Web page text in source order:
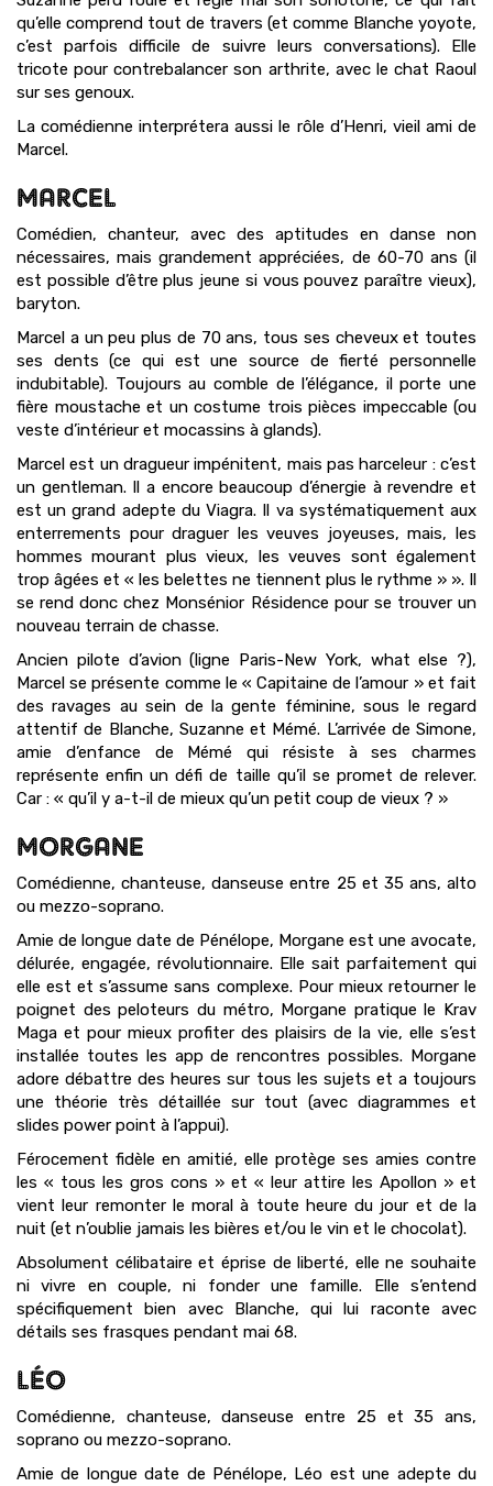
qu’elle comprend tout de travers (et comme Blanche yoyote,
c’est parfois difficile de suivre leurs conversations). Elle
tricote pour contrebalancer son arthrite, avec le chat Raoul
sur ses genoux.
La comédienne interprétera aussi le rôle d’Henri, vieil ami de
Marcel.
MARCEL
Comédien, chanteur, avec des aptitudes en danse non
nécessaires, mais grandement appréciées, de 60-70 ans (il
est possible d’être plus jeune si vous pouvez paraître vieux),
baryton.
Marcel a un peu plus de 70 ans, tous ses cheveux et toutes
ses dents (ce qui est une source de fierté personnelle
indubitable). Toujours au comble de l’élégance, il porte une
fière moustache et un costume trois pièces impeccable (ou
veste d’intérieur et mocassins à glands).
Marcel est un dragueur impénitent, mais pas harceleur : c’est
un gentleman. Il a encore beaucoup d’énergie à revendre et
est un grand adepte du Viagra. Il va systématiquement aux
enterrements pour draguer les veuves joyeuses, mais, les
hommes mourant plus vieux, les veuves sont également
trop âgées et « les belettes ne tiennent plus le rythme » ». Il
se rend donc chez Monsénior Résidence pour se trouver un
nouveau terrain de chasse.
Ancien pilote d’avion (ligne Paris-New York, what else ?),
Marcel se présente comme le « Capitaine de l’amour » et fait
des ravages au sein de la gente féminine, sous le regard
attentif de Blanche, Suzanne et Mémé. L’arrivée de Simone,
amie d’enfance de Mémé qui résiste à ses charmes
représente enfin un défi de taille qu’il se promet de relever.
Car : « qu’il y a-t-il de mieux qu’un petit coup de vieux ? »
MORGANE
Comédienne, chanteuse, danseuse entre 25 et 35 ans, alto
ou mezzo-soprano.
Amie de longue date de Pénélope, Morgane est une avocate,
délurée, engagée, révolutionnaire. Elle sait parfaitement qui
elle est et s’assume sans complexe. Pour mieux retourner le
poignet des peloteurs du métro, Morgane pratique le Krav
Maga et pour mieux profiter des plaisirs de la vie, elle s’est
installée toutes les app de rencontres possibles. Morgane
adore débattre des heures sur tous les sujets et a toujours
une théorie très détaillée sur tout (avec diagrammes et
slides power point à l’appui).
Férocement fidèle en amitié, elle protège ses amies contre
les « tous les gros cons » et « leur attire les Apollon » et
vient leur remonter le moral à toute heure du jour et de la
nuit (et n’oublie jamais les bières et/ou le vin et le chocolat).
Absolument célibataire et éprise de liberté, elle ne souhaite
ni vivre en couple, ni fonder une famille. Elle s’entend
spécifiquement bien avec Blanche, qui lui raconte avec
détails ses frasques pendant mai 68.
LÉO
Comédienne, chanteuse, danseuse entre 25 et 35 ans,
soprano ou mezzo-soprano.
Amie de longue date de Pénélope, Léo est une adepte du